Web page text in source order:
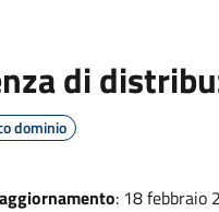
di
dominio
: 18 febbraio